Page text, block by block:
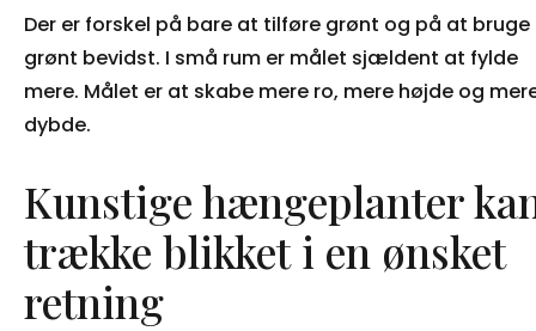
Der er forskel på bare at tilføre grønt og på at bruge
grønt bevidst. I små rum er målet sjældent at fylde
mere. Målet er at skabe mere ro, mere højde og
dybde.
Kunstige hængeplanter
trække blikket i en ønsket
retning